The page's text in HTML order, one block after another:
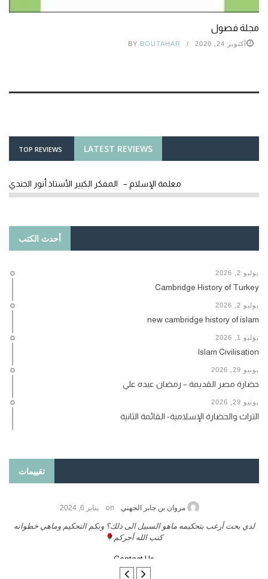
مجلة فصول
أكتوبر 24, 2020 BY BOUTAHAR
LATEST REVIEWS
TOP REVIEWS
معلمة الإسلام – المفكر الكبير الأستاذ أنور الجندي
أحدث الكتب
يوليو 2, 2026
Cambridge History of Turkey
يوليو 2, 2026
new cambridge history of islam
يوليو 1, 2026
Islam Civilisation
يونيو 29, 2026
حضارة مصر القديمة – رمضان عبده علي
يونيو 29, 2026
التراث والحضارة الإسلامية- القائمة الثانية
تقييمات
حامد الزريقي on يناير 25, 2026
السلام عليكم ورحمة الله وبركاتة أرغب بنشر كتابي معكم